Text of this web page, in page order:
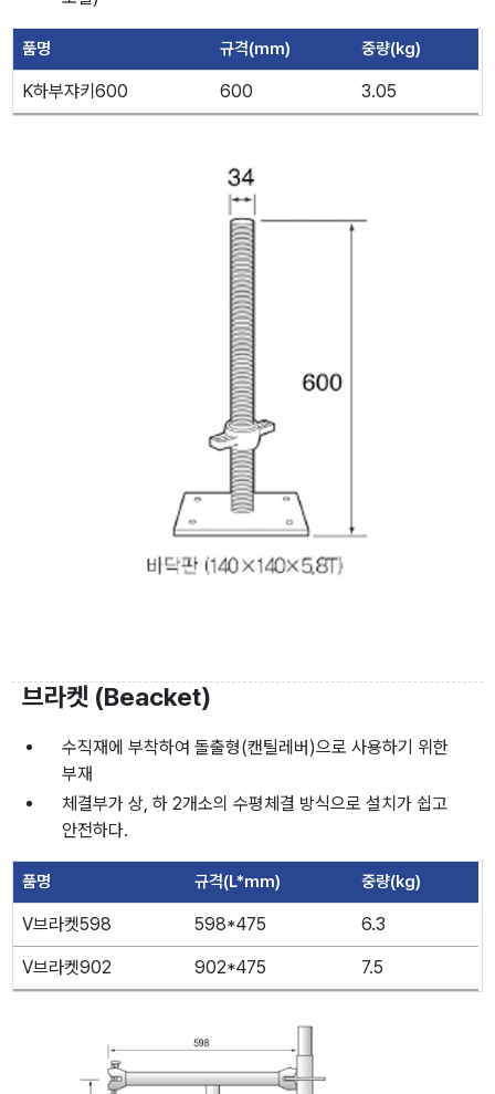
품명 규격(mm) 중량(kg)
K하부쟈키600 600 3.05
브라켓 (Beacket)
수직재에 부착하여 돌출형(캔틸레버)으로 사용하기 위한
부재
체결부가 상, 하 2개소의 수평체결 방식으로 설치가 쉽고
안전하다.
품명 규격(L*mm) 중량(kg)
V브라켓598 598*475 6.3
V브라켓902 902*475 7.5